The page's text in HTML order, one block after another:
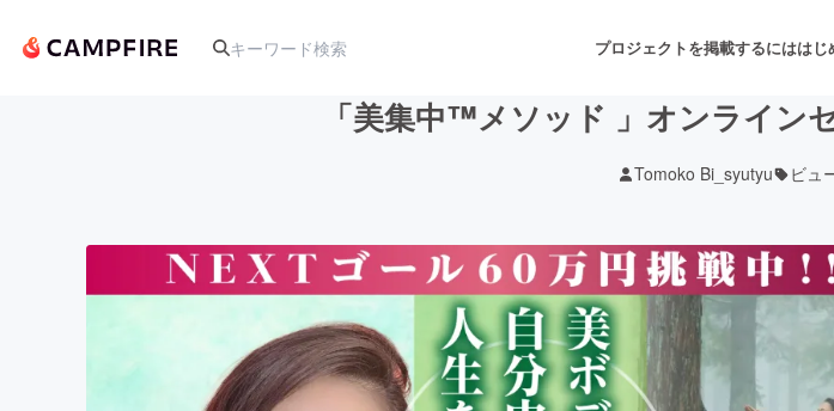
プロジェクトを掲載するにははじ
アート・写真 音楽
テクノロジー・ガジェット ゲーム・サービス開発
「美集中™メソッド 」オンライン
Tomoko Bi_syutyu ビュ